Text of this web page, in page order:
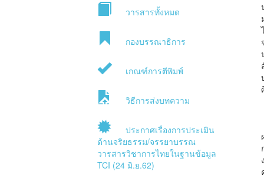
วารสารทั้งหมด
กองบรรณาธิการ
เกณฑ์การตีพิมพ์
วิธีการส่งบทความ
ประกาศเรื่องการประเมิน
ด้านจริยธรรม/จรรยาบรรณ
วารสารวิชาการไทยในฐานข้อมูล
TCI (24 มิ.ย.62)